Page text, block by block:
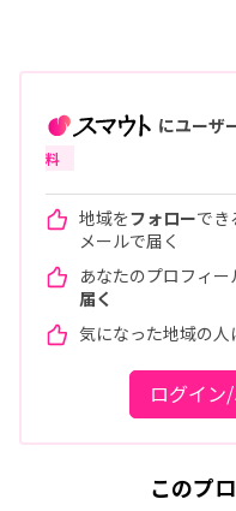
にユーザ
料
地域をフォローでき
メールで届く
あなたのプロフィ
届く
気になった地域の人
ログイン
このプ